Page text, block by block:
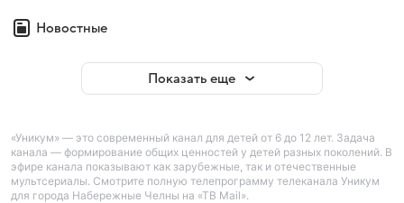
Новостные
Показать еще
«Уникум» — это современный канал для детей от 6 до 12 лет. Задача
канала — формирование общих ценностей у детей разных поколений. В
эфире канала показывают как зарубежные, так и отечественные
мультсериалы. Смотрите полную телепрограмму телеканала Уникум
для города Набережные Челны на «ТВ Mail».